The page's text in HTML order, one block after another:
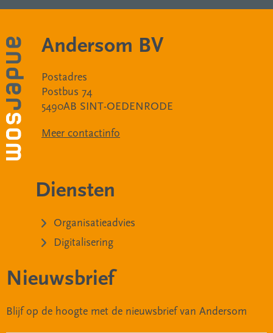
Andersom BV
Postadres
Postbus 74
5490AB SINT-OEDENRODE
Meer contactinfo
Diensten
Organisatieadvies
Digitalisering
Nieuwsbrief
Blijf op de hoogte met de nieuwsbrief van Andersom